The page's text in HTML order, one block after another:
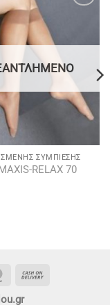
ΣΥΜΠΊΕΣΗΣ
RELAX 70
MasterCard